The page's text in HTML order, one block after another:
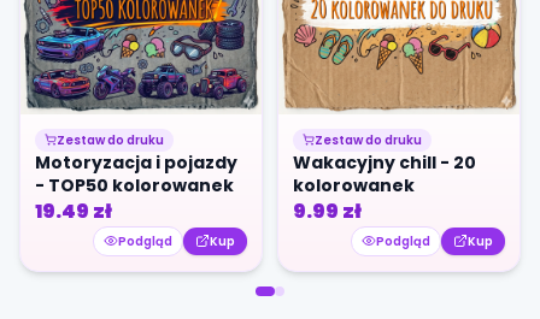
Zestaw do druku
Motoryzacja i pojazdy
- TOP50 kolorowanek
19.49 zł
Podgląd Kup
Zestaw do druku
Wakacyjny chill - 20
kolorowanek
9.99 zł
Podgląd Kup